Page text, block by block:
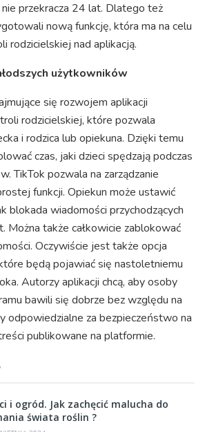
przekracza 24 lat. Dlatego też
nową funkcję, która ma na celu
rodzicielskiej nad aplikacją.
użytkowników
się rozwojem aplikacji
rodzicielskiej, które pozwala
i rodzica lub opiekuna. Dzięki temu
czas, jaki dzieci spędzają podczas
TikTok pozwala na zarządzanie
funkcji. Opiekun może ustawić
blokada wiadomości przychodzących
Można także całkowicie zablokować
Oczywiście jest także opcja
będą pojawiać się nastoletniemu
Autorzy aplikacji chcą, aby osoby
bawili się dobrze bez względu na
odpowiedzialne za bezpieczeństwo na
publikowane na platformie.
i ogród. Jak zachęcić malucha do
świata roślin ?